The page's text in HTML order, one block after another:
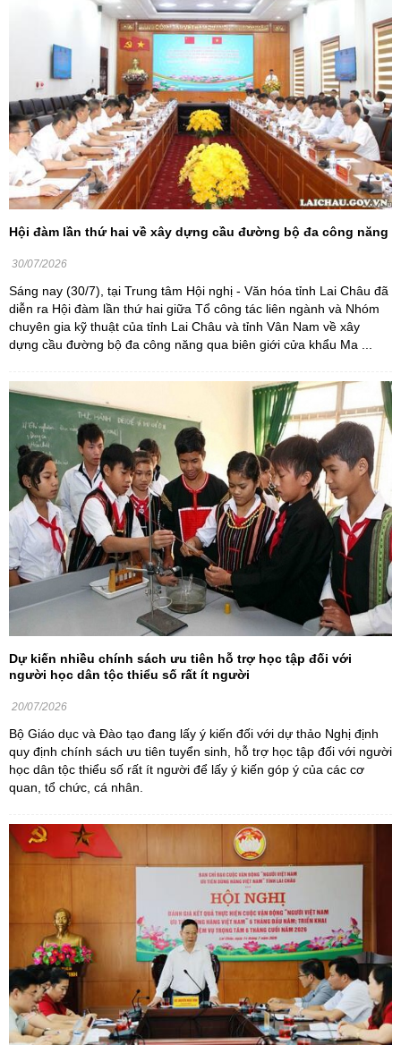
Hội đàm lần thứ hai về xây dựng cầu đường bộ đa công năng
30/07/2026
Sáng nay (30/7), tại Trung tâm Hội nghị - Văn hóa tỉnh Lai Châu đã
diễn ra Hội đàm lần thứ hai giữa Tổ công tác liên ngành và Nhóm
chuyên gia kỹ thuật của tỉnh Lai Châu và tỉnh Vân Nam về xây
dựng cầu đường bộ đa công năng qua biên giới cửa khẩu Ma ...
Dự kiến nhiều chính sách ưu tiên hỗ trợ học tập đối với
người học dân tộc thiểu số rất ít người
20/07/2026
Bộ Giáo dục và Đào tạo đang lấy ý kiến đối với dự thảo Nghị định
quy định chính sách ưu tiên tuyển sinh, hỗ trợ học tập đối với người
học dân tộc thiểu số rất ít người để lấy ý kiến góp ý của các cơ
quan, tổ chức, cá nhân.